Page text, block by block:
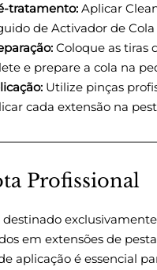
tratamento: Aplicar
de Activador de
Coloque as tiras
e prepare a cola na
Utilize pinças
cada extensão na
Profissional
em extensões de
aplicação é essencial